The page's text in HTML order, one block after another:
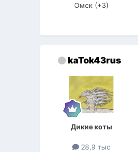
Омск (+3)
kaTok43rus
Дикие коты
28,9 тыс